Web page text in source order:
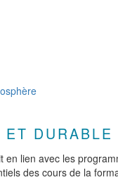
DURABLE
lien avec les
des cours de la